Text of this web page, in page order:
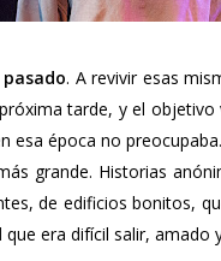
. A revivir esas
tarde, y el
esa época no
grande. Historias
de edificios bonitos,
era difícil salir, amado